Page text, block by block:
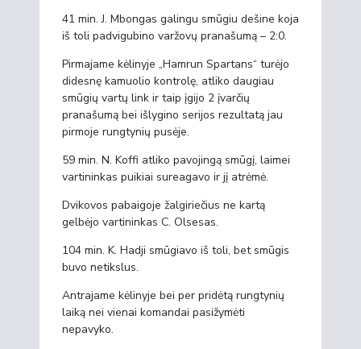
41 min. J. Mbongas galingu smūgiu dešine koja
iš toli padvigubino varžovų pranašumą – 2:0.
Pirmajame kėlinyje „Hamrun Spartans“ turėjo
didesnę kamuolio kontrolę, atliko daugiau
smūgių vartų link ir taip įgijo 2 įvarčių
pranašumą bei išlygino serijos rezultatą jau
pirmoje rungtynių pusėje.
59 min. N. Koffi atliko pavojingą smūgį, laimei
vartininkas puikiai sureagavo ir jį atrėmė.
Dvikovos pabaigoje žalgiriečius ne kartą
gelbėjo vartininkas C. Olsesas.
104 min. K. Hadji smūgiavo iš toli, bet smūgis
buvo netikslus.
Antrajame kėlinyje bei per pridėtą rungtynių
laiką nei vienai komandai pasižymėti
nepavyko.